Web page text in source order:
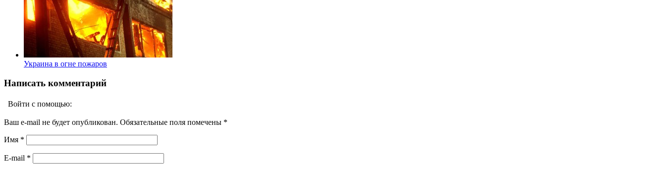
Украина в огне пожаров
Написать комментарий
Войти с помощью:
Ваш e-mail не будет опубликован. Обязательные поля помечены *
Имя *
E-mail *